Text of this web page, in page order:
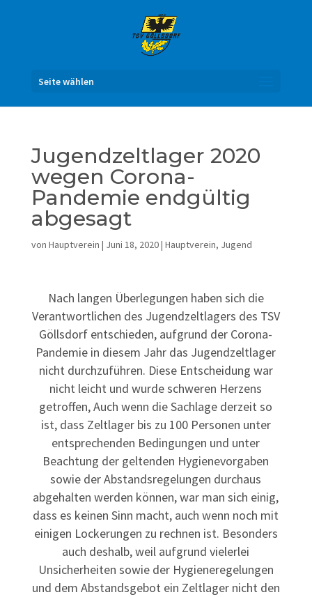
Seite wählen
Jugendzeltlager 2020
wegen Corona-
Pandemie endgültig
abgesagt
von Hauptverein | Juni 18, 2020| Hauptverein, Jugend
Nach langen Überlegungen haben sich die
Verantwortlichen des Jugendzeltlagers des TSV
Göllsdorf entschieden, aufgrund der Corona-
Pandemie in diesem Jahr das Jugendzeltlager
nicht durchzuführen. Diese Entscheidung war
nicht leicht und wurde schweren Herzens
getroffen, Auch wenn die Sachlage derzeit so
ist, dass Zeltlager bis zu 100 Personen unter
entsprechenden Bedingungen und unter
Beachtung der geltenden Hygienevorgaben
sowie der Abstandsregelungen durchaus
abgehalten werden können, war man sich einig,
dass es keinen Sinn macht, auch wenn noch mit
einigen Lockerungen zu rechnen ist. Besonders
auch deshalb, weil aufgrund vielerlei
Unsicherheiten sowie der Hygieneregelungen
und dem Abstandsgebot ein Zeltlager nicht den